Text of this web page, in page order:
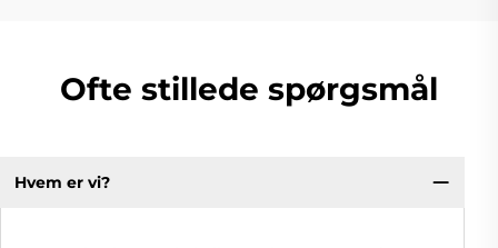
Ofte stillede spørgsmål
Hvem er vi?